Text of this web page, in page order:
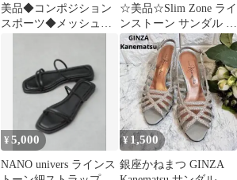
美品◆コンポジション
スポーツ◆メッシュサ
​☆美品☆Slim Zone ライ
ンストーン サンダル ミ
ュール ブラック M
¥5,000
NANO univers ラインス
¥ 1,500
銀座かねまつ GINZA